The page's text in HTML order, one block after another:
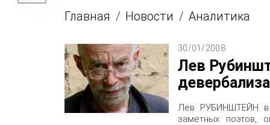
Главная / Новости / Аналитика
30/01/2008
Лев
Лев РУБИНШТЕЙН в
заметных поэтов,